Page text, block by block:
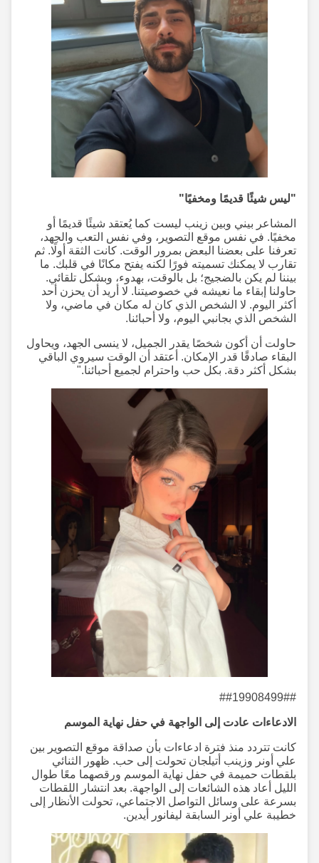
"ليس شيئًا قديمًا ومخفيًا"
المشاعر بيني وبين زينب ليست كما يُعتقد شيئًا قديمًا أو
مخفيًا. في نفس موقع التصوير، وفي نفس التعب والجهد،
تعرفنا على بعضنا البعض بمرور الوقت. كانت الثقة أولًا. ثم
تقارب لا يمكنك تسميته فورًا لكنه يفتح مكانًا في قلبك. ما
بيننا لم يكن بالضجيج؛ بل بالوقت، بهدوء، وبشكل تلقائي.
حاولنا إبقاء ما نعيشه في خصوصيتنا. لا أريد أن يحزن أحد
أكثر اليوم. لا الشخص الذي كان له مكان في ماضي، ولا
الشخص الذي بجانبي اليوم، ولا أحبائنا.
حاولت أن أكون شخصًا يقدر الجميل، لا ينسى الجهد، ويحاول
البقاء صادقًا قدر الإمكان. أعتقد أن الوقت سيروي الباقي
بشكل أكثر دقة. بكل حب واحترام لجميع أحبائنا."
##19908499##
الادعاءات عادت إلى الواجهة في حفل نهاية الموسم
كانت تتردد منذ فترة ادعاءات بأن صداقة موقع التصوير بين
علي أونر وزينب أتيلجان تحولت إلى حب. ظهور الثنائي
بلقطات حميمة في حفل نهاية الموسم ورقصهما معًا طوال
الليل أعاد هذه الشائعات إلى الواجهة. بعد انتشار اللقطات
بسرعة على وسائل التواصل الاجتماعي، تحولت الأنظار إلى
خطيبة علي أونر السابقة ليفانور أيدين.